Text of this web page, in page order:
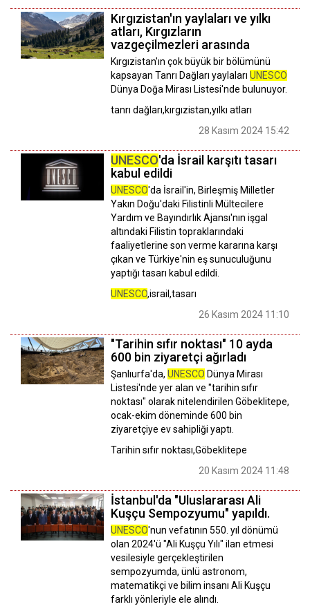
Kırgızistan'ın yaylaları ve yılkı
atları, Kırgızların
vazgeçilmezleri arasında
Kırgızistan'ın çok büyük bir bölümünü
kapsayan Tanrı Dağları yaylaları UNESCO
Dünya Doğa Mirası Listesi'nde bulunuyor.
tanrı dağları,kırgızistan,yılkı atları
28 Kasım 2024 15:42
UNESCO'da İsrail karşıtı tasarı
kabul edildi
UNESCO'da İsrail'in, Birleşmiş Milletler
Yakın Doğu'daki Filistinli Mültecilere
Yardım ve Bayındırlık Ajansı'nın işgal
altındaki Filistin topraklarındaki
faaliyetlerine son verme kararına karşı
çıkan ve Türkiye'nin eş sunuculuğunu
yaptığı tasarı kabul edildi.
UNESCO,israil,tasarı
26 Kasım 2024 11:10
"Tarihin sıfır noktası" 10 ayda
600 bin ziyaretçi ağırladı
Şanlıurfa'da, UNESCO Dünya Mirası
Listesi'nde yer alan ve "tarihin sıfır
noktası" olarak nitelendirilen Göbeklitepe,
ocak-ekim döneminde 600 bin
ziyaretçiye ev sahipliği yaptı.
Tarihin sıfır noktası,Göbeklitepe
20 Kasım 2024 11:48
İstanbul'da "Uluslararası Ali
Kuşçu Sempozyumu" yapıldı.
UNESCO'nun vefatının 550. yıl dönümü
olan 2024'ü "Ali Kuşçu Yılı" ilan etmesi
vesilesiyle gerçekleştirilen
sempozyumda, ünlü astronom,
matematikçi ve bilim insanı Ali Kuşçu
farklı yönleriyle ele alındı.